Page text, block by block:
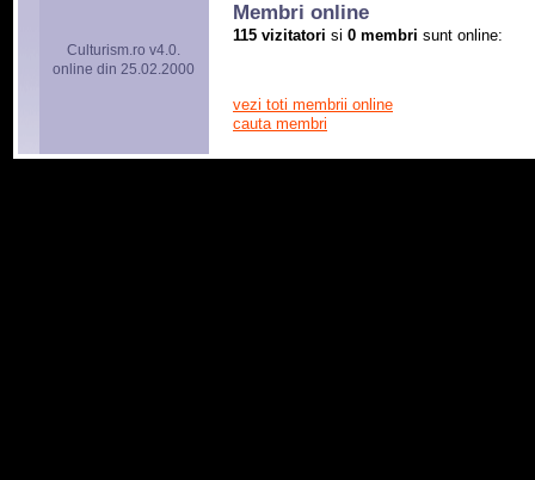
Culturism.ro v4.0.
online din 25.02.2000
Membri online
115 vizitatori si 0 membri sunt online:
vezi toti membrii online
cauta membri